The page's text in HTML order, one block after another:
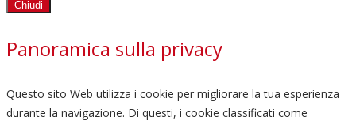
Chiudi
Panoramica sulla privacy
Questo sito Web utilizza i cookie per migliorare la tua esperienza
durante la navigazione. Di questi, i cookie classificati come